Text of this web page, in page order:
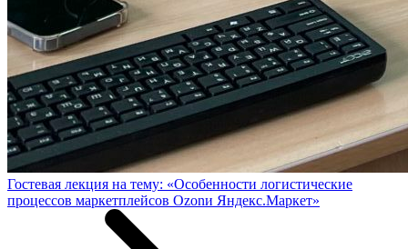
Гостевая лекция на тему: «Особенности логистические
процессов маркетплейсов Ozonи Яндекс.Маркет»